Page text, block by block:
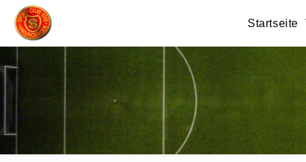
Zum
Inhalt
springen
Startseite